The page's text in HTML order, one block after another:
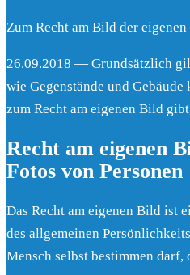
Zum Recht am Bild der eigenen
26.09.2018 — Grundsätzlich
wie Gegenstände und
zum Recht am eigenen Bild
Recht am eigenen
Fotos von Personen
Das Recht am eigenen Bild ist
des allgemeinen
Mensch selbst bestimmen